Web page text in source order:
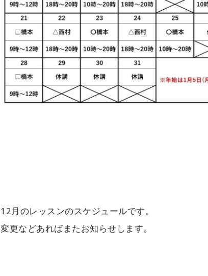
12月のレッスンのスケジュールです。
変更などあればまたお知らせします。